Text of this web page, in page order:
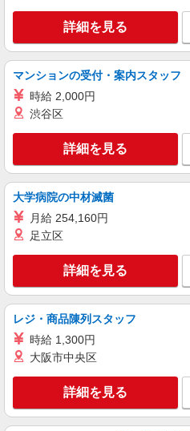
詳細を見る
マンションの受付・案内スタッフ
時給 2,000円
渋谷区
詳細を見る
大学病院の中材滅菌
月給 254,160円
足立区
詳細を見る
レジ・商品陳列スタッフ
時給 1,300円
大阪市中央区
詳細を見る